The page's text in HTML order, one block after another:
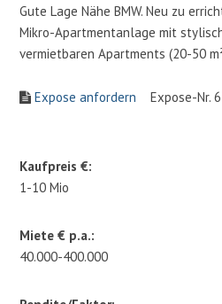
Gute Lage Nähe BMW. Neu zu
Mikro-Apartmentanlage mit
vermietbaren Apartments (20-50
Expose anfordern Expose-Nr.
Kaufpreis €:
1-10 Mio
Miete € p.a.:
40.000-400.000